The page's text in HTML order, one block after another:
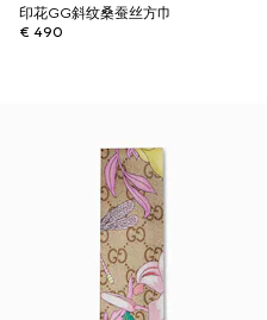
印花GG斜纹桑蚕丝方巾
€ 490